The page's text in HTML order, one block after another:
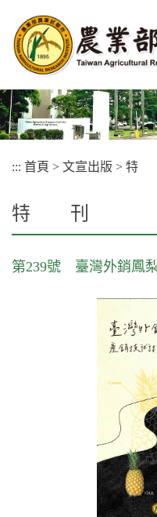
容
區
塊
::: 首頁 > 文宣出版 > 特
特 刊
第239號 臺灣外銷鳳